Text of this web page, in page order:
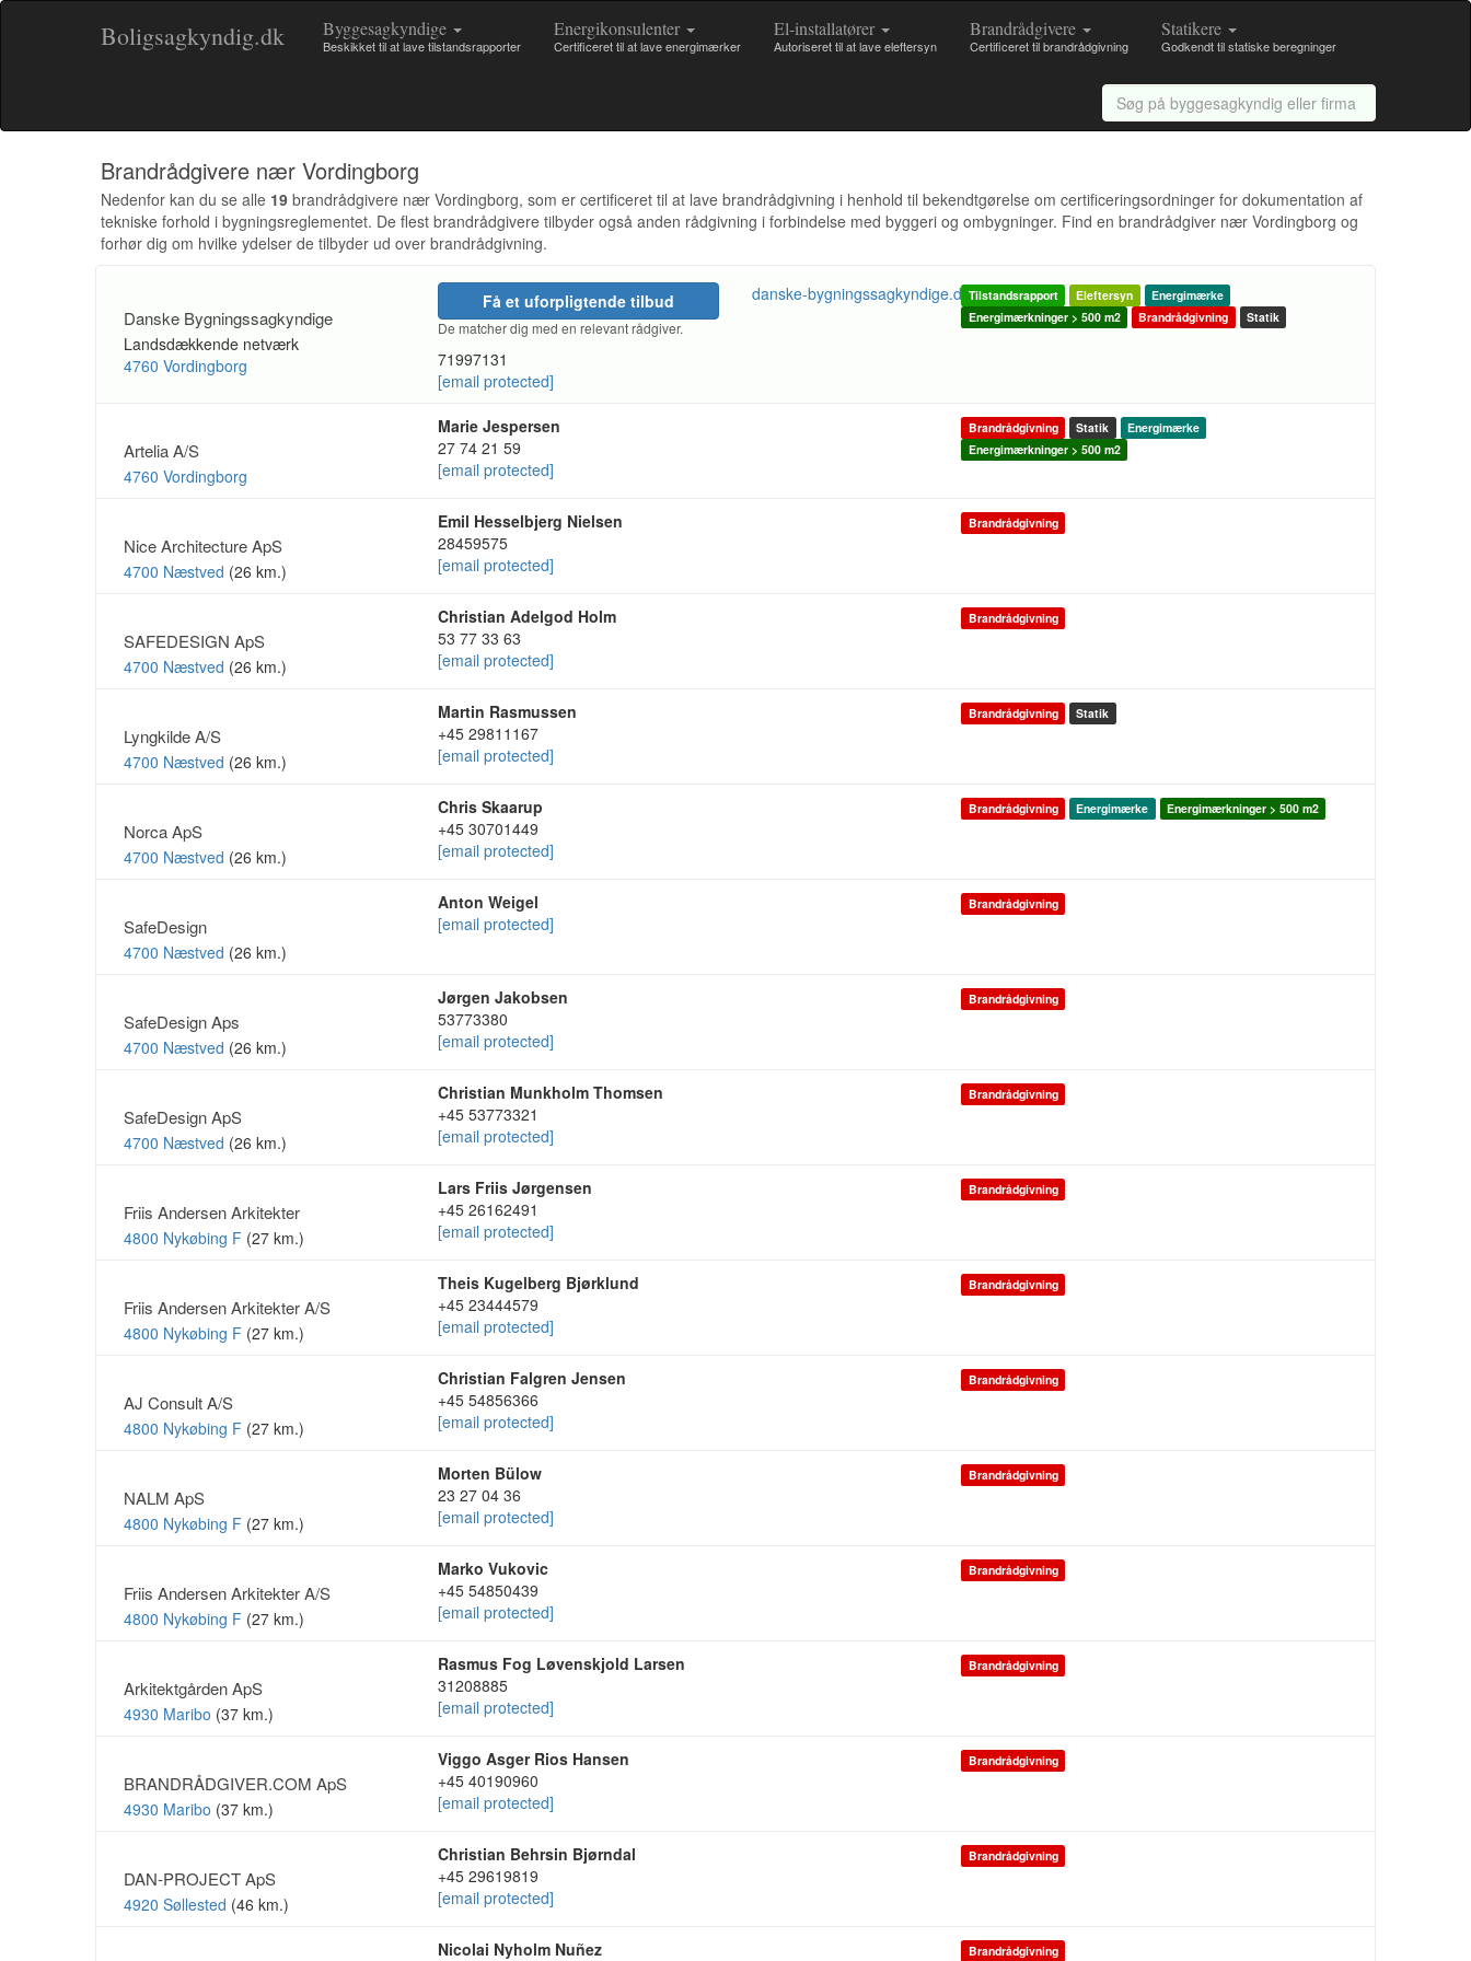
Boligsagkyndig.dk Byggesagkyndige
Beskikket til at lave tilstandsrapporter
Energikonsulenter
Certificeret til at lave energimærker
El-installatører
Autoriseret til at lave eleftersyn
Brandrådgivere
Certificeret til brandrådgivning
Statikere
Godkendt til statiske beregninger
Brandrådgivere nær Vordingborg
Nedenfor kan du se alle 19 brandrådgivere nær Vordingborg, som er certificeret til at lave brandrådgivning i henhold til bekendtgørelse om certificeringsordninger for dokumentation af
tekniske forhold i bygningsreglementet. De flest brandrådgivere tilbyder også anden rådgivning i forbindelse med byggeri og ombygninger. Find en brandrådgiver nær Vordingborg og
forhør dig om hvilke ydelser de tilbyder ud over brandrådgivning.
Danske Bygningssagkyndige
Landsdækkende netværk
4760 Vordingborg
Få et uforpligtende tilbud
De matcher dig med en relevant rådgiver.
71997131
[email protected]
danske-bygningssagkyndige.dkTilstandsrapport Eleftersyn
Energimærke
Energimærkninger > 500 m2
Brandrådgivning Statik
Artelia A/S
4760 Vordingborg
Marie Jespersen
27 74 21 59
[email protected]
Brandrådgivning Statik
Energimærke
Energimærkninger > 500 m2
Nice Architecture ApS
4700 Næstved (26 km.)
Emil Hesselbjerg Nielsen
28459575
[email protected]
Brandrådgivning
SAFEDESIGN ApS
4700 Næstved (26 km.)
Christian Adelgod Holm
53 77 33 63
[email protected]
Brandrådgivning
Lyngkilde A/S
4700 Næstved (26 km.)
Martin Rasmussen
+45 29811167
[email protected]
Brandrådgivning Statik
Norca ApS
4700 Næstved (26 km.)
Chris Skaarup
+45 30701449
[email protected]
Brandrådgivning Energimærke Energimærkninger > 500 m2
SafeDesign
4700 Næstved (26 km.)
Anton Weigel
[email protected]
Brandrådgivning
SafeDesign Aps
4700 Næstved (26 km.)
Jørgen Jakobsen
53773380
[email protected]
Brandrådgivning
SafeDesign ApS
4700 Næstved (26 km.)
Christian Munkholm Thomsen
+45 53773321
[email protected]
Brandrådgivning
Friis Andersen Arkitekter
4800 Nykøbing F (27 km.)
Lars Friis Jørgensen
+45 26162491
[email protected]
Brandrådgivning
Friis Andersen Arkitekter A/S
4800 Nykøbing F (27 km.)
Theis Kugelberg Bjørklund
+45 23444579
[email protected]
Brandrådgivning
AJ Consult A/S
4800 Nykøbing F (27 km.)
Christian Falgren Jensen
+45 54856366
[email protected]
Brandrådgivning
NALM ApS
4800 Nykøbing F (27 km.)
Morten Bülow
23 27 04 36
[email protected]
Brandrådgivning
Friis Andersen Arkitekter A/S
4800 Nykøbing F (27 km.)
Marko Vukovic
+45 54850439
[email protected]
Brandrådgivning
Arkitektgården ApS
4930 Maribo (37 km.)
Rasmus Fog Løvenskjold Larsen
31208885
[email protected]
Brandrådgivning
BRANDRÅDGIVER.COM ApS
4930 Maribo (37 km.)
Viggo Asger Rios Hansen
+45 40190960
[email protected]
Brandrådgivning
DAN-PROJECT ApS
4920 Søllested (46 km.)
Christian Behrsin Bjørndal
+45 29619819
[email protected]
Brandrådgivning
Nicolai Nyholm Nuñez
Brandrådgivning